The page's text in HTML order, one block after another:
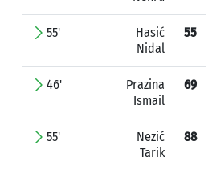
55'
Hasić
Nidal
55
46'
Prazina
Ismail
69
55'
Nezić
Tarik
88